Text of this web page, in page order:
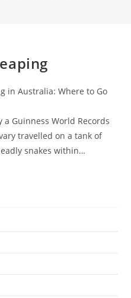
in Australia: Where to Go
Guinness World Records
travelled on a tank of
snakes within…